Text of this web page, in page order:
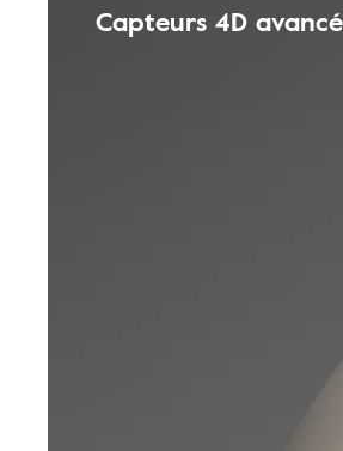
Capteurs 4D